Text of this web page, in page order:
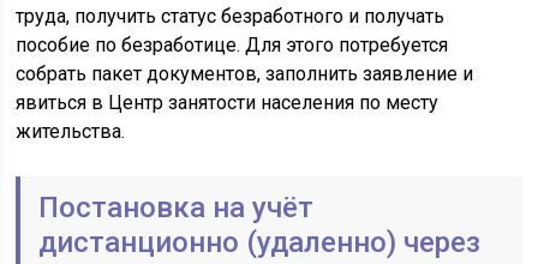
труда, получить статус безработного и получать
пособие по безработице. Для этого потребуется
собрать пакет документов, заполнить заявление и
явиться в Центр занятости населения по месту
жительства.
Постановка на учёт
дистанционно (удаленно) через